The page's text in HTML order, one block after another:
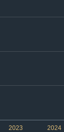
2024
2023